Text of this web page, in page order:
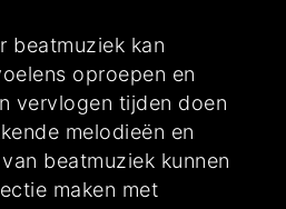
beatmuziek kan
oproepen en
vervlogen tijden doen
melodieën en
beatmuziek kunnen
maken met